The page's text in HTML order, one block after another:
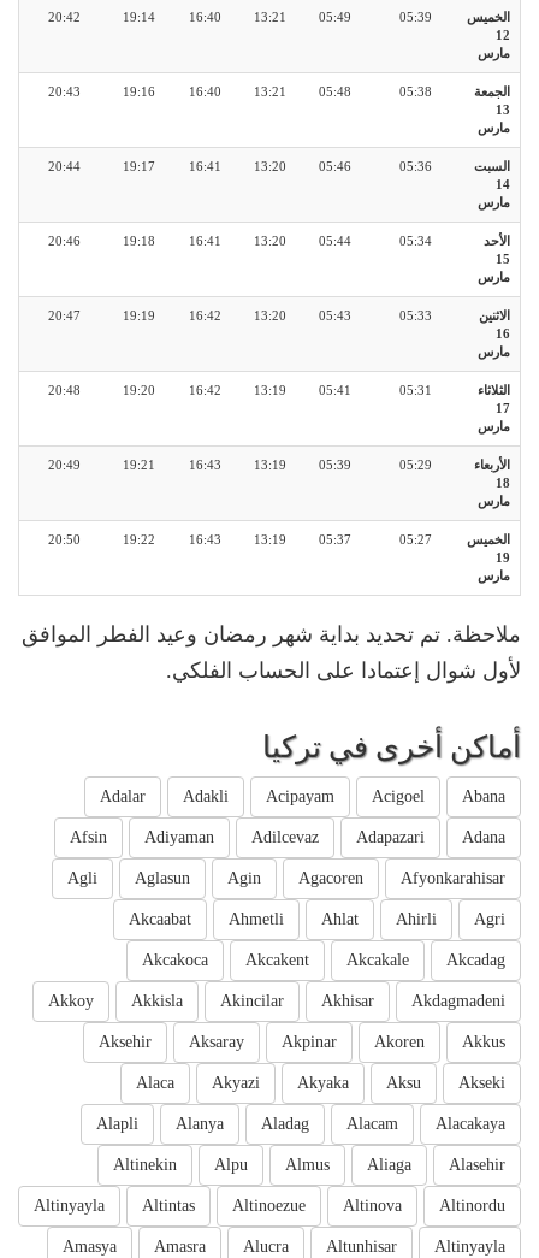
الخميس
12
مارس
05:39
05:49
13:21
16:40
19:14
20:42
الجمعة
13
مارس
05:38
05:48
13:21
16:40
19:16
20:43
السبت
14
مارس
05:36
05:46
13:20
16:41
19:17
20:44
الأحد
15
مارس
05:34
05:44
13:20
16:41
19:18
20:46
الاثنين
16
مارس
05:33
05:43
13:20
16:42
19:19
20:47
الثلاثاء
17
مارس
05:31
05:41
13:19
16:42
19:20
20:48
الأربعاء
18
مارس
05:29
05:39
13:19
16:43
19:21
20:49
الخميس
19
مارس
05:27
05:37
13:19
16:43
19:22
20:50
ملاحظة. تم تحديد بداية شهر رمضان وعيد الفطر الموافق
لأول شوال إعتمادا على الحساب الفلكي.
أماكن أخرى في تركيا
Abana
Acigoel
Acipayam
Adakli
Adalar
Adana
Adapazari
Adilcevaz
Adiyaman
Afsin
Afyonkarahisar
Agacoren
Agin
Aglasun
Agli
Agri
Ahirli
Ahlat
Ahmetli
Akcaabat
Akcadag
Akcakale
Akcakent
Akcakoca
Akdagmadeni
Akhisar
Akincilar
Akkisla
Akkoy
Akkus
Akoren
Akpinar
Aksaray
Aksehir
Akseki
Aksu
Akyaka
Akyazi
Alaca
Alacakaya
Alacam
Aladag
Alanya
Alapli
Alasehir
Aliaga
Almus
Alpu
Altinekin
Altinordu
Altinova
Altinoezue
Altintas
Altinyayla
Altinyayla
Altunhisar
Alucra
Amasra
Amasya